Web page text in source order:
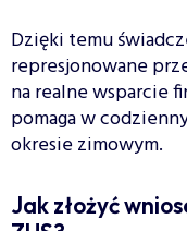
Dzięki temu
represjonowane
na realne wsparcie
pomaga w
okresie zimowym.
Jak złożyć